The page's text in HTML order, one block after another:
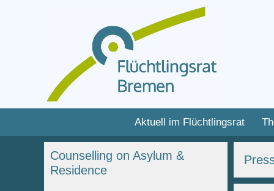
Inhalt
Aktuell im Flüchtlingsrat
Counselling on Asylum &
Residence